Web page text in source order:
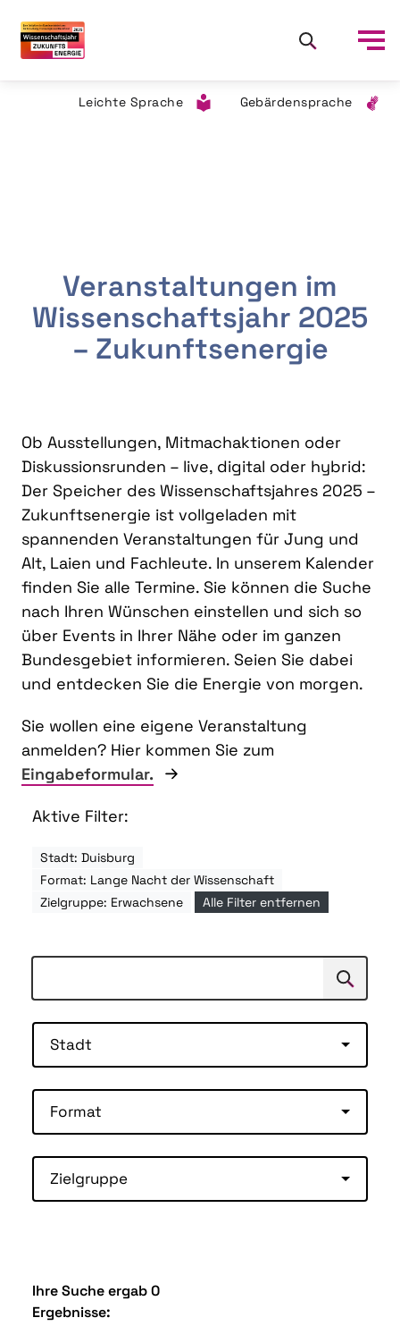
Leichte Sprache Gebärdensprache
Veranstaltungen im
Wissenschaftsjahr 2025
– Zukunftsenergie
Ob Ausstellungen, Mitmachaktionen oder
Diskussionsrunden – live, digital oder hybrid:
Der Speicher des Wissenschaftsjahres 2025 –
Zukunftsenergie ist vollgeladen mit
spannenden Veranstaltungen für Jung und
Alt, Laien und Fachleute. In unserem Kalender
finden Sie alle Termine. Sie können die Suche
nach Ihren Wünschen einstellen und sich so
über Events in Ihrer Nähe oder im ganzen
Bundesgebiet informieren. Seien Sie dabei
und entdecken Sie die Energie von morgen.
Sie wollen eine eigene Veranstaltung
anmelden? Hier kommen Sie zum
Eingabeformular.
Aktive Filter:
Stadt: Duisburg
Format: Lange Nacht der Wissenschaft
Zielgruppe: Erwachsene
Alle Filter entfernen
Suchen
Stadt
Format
Zielgruppe
Ihre Suche ergab 0
Ergebnisse: